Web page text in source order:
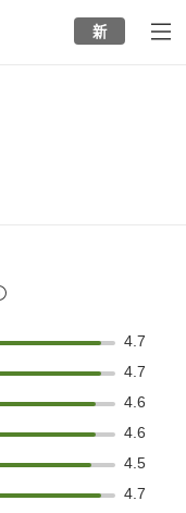
新
4.7
4.7
4.6
4.6
4.5
4.7